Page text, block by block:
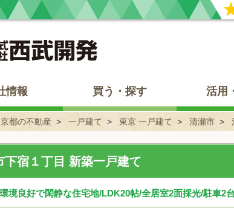
情報 買う・探す 活用
都の不動産 一戸建て 東京 一戸建て 清瀬市
下宿１丁目 新築一戸建て
境良好で閑静な住宅地/LDK20帖/全居室2面採光/駐車2